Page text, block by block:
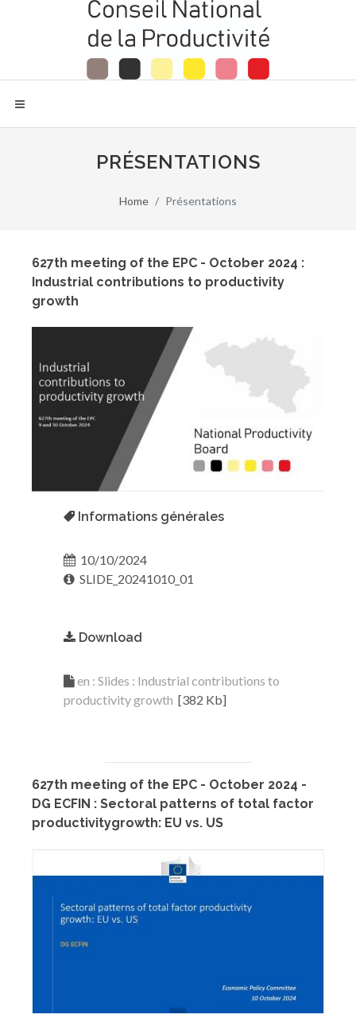
PRÉSENTATIONS
Home Présentations
627th meeting of the EPC - October 2024 :
Industrial contributions to productivity
growth
Informations générales
10/10/2024
SLIDE_20241010_01
Download
en : Slides : Industrial contributions to
productivity growth [382 Kb]
627th meeting of the EPC - October 2024 -
DG ECFIN : Sectoral patterns of total factor
productivitygrowth: EU vs. US